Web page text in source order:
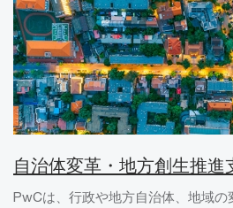
自治体変革・地方創生推進
PwCは、行政や地方自治体、地域の